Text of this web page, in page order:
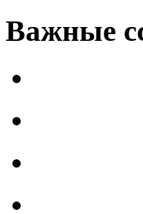
Важные